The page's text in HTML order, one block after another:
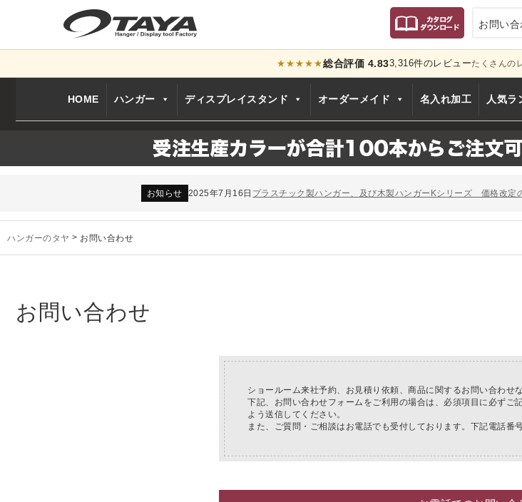
お問い
★★★★★総合評価 4.833,316件のレビューたくさんの
HOME ハンガー ディスプレイスタンド オーダーメイド 名入れ加工 人気ラ
お知らせ 2024年12月12日年末年始休業のお知らせ
お知らせ 2026年3月7日
スチール製ハンガー、およびディスプレイスタンド価格改定のお知
お知らせ
2025年3月14日 木製ハンガーNシリーズ価格改定のお知らせ
ハンガーのタヤ > お問い合わせ
お問い合わせ
ショールーム来社予約、お見積り依頼、商品に関するお問い合わせ
下記、お問い合わせフォームをご利用の場合は、必須項目に必ずご
よう送信してください。
また、ご質問・ご相談はお電話でも受付しております。下記電話番